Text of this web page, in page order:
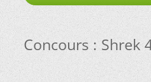
Concours : Shrek